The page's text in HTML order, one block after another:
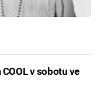
v sobotu ve